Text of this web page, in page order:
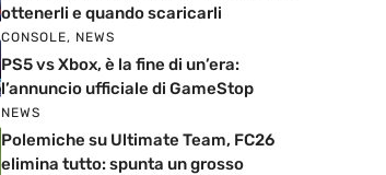
ottenerli e quando scaricarli
CONSOLE, NEWS
PS5 vs Xbox, è la fine di un’era:
l’annuncio ufficiale di GameStop
NEWS
Polemiche su Ultimate Team, FC26
elimina tutto: spunta un grosso